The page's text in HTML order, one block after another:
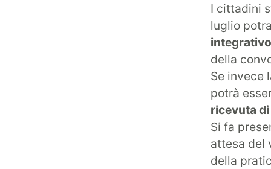
I cittadini
luglio
della
Se invece
potrà
ricevuta
Si fa
attesa del
della